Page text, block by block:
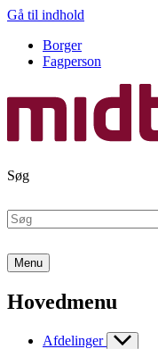
Gå til indhold
Borger
Fagperson
Søg
Menu
Hovedmenu
Afdelinger